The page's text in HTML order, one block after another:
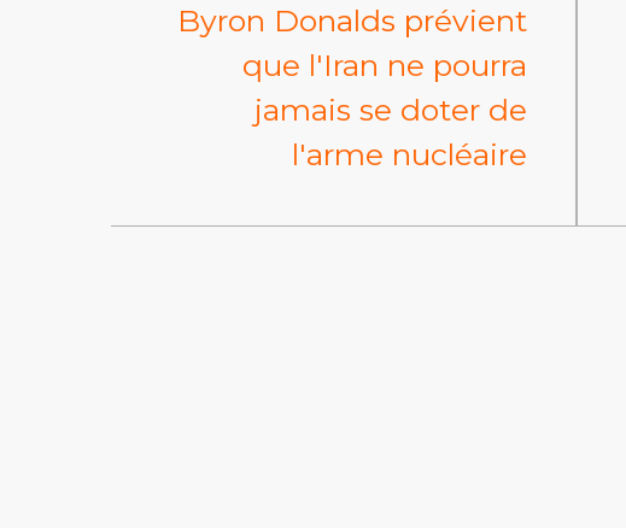
Byron Donalds prévient
que l'Iran ne pourra
jamais se doter de
l'arme nucléaire